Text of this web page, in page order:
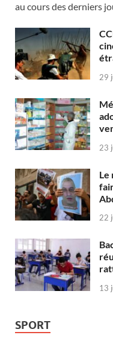
au cours des derniers
29
23
Le
22
13
SPORT